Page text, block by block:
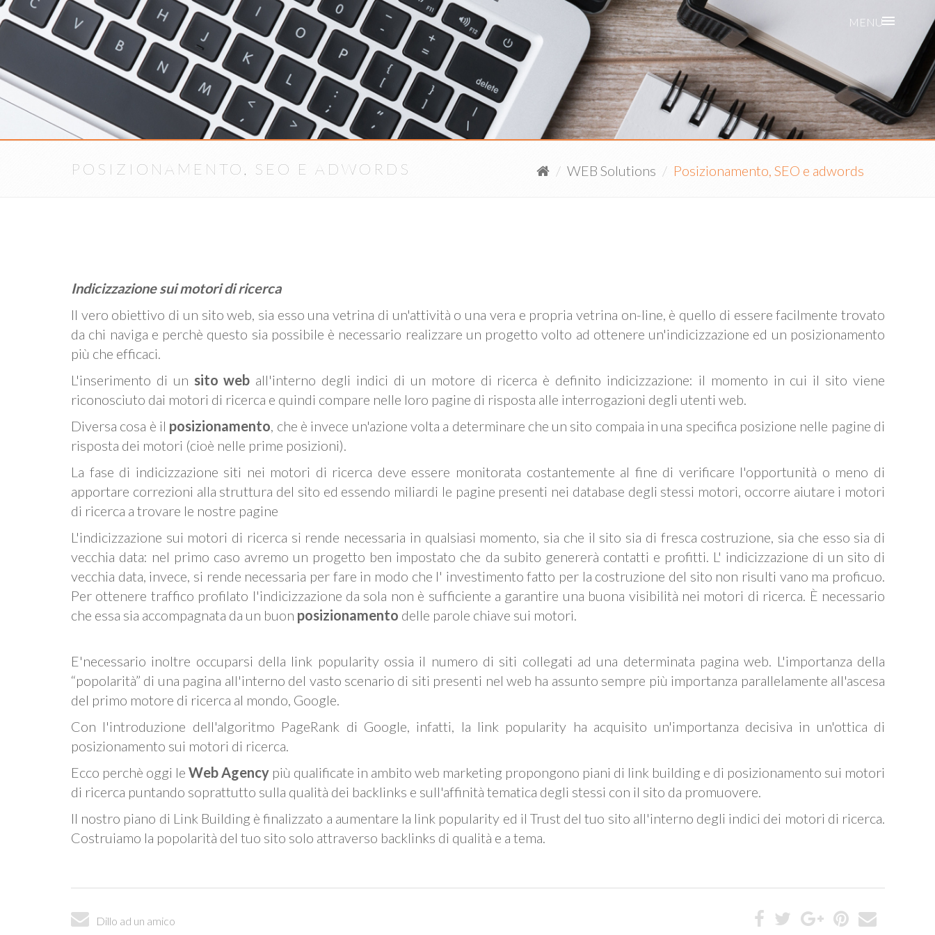
MENU
POSIZIONAMENTO, SEO E ADWORDS WEB Solutions Posizionamento, SEO e adwords
Indicizzazione sui motori di ricerca
Il vero obiettivo di un sito web, sia esso una vetrina di un'attività o una vera e propria vetrina on-line, è quello di essere facilmente trovato
da chi naviga e perchè questo sia possibile è necessario realizzare un progetto volto ad ottenere un'indicizzazione ed un posizionamento
più che efficaci.
L'inserimento di un sito web all'interno degli indici di un motore di ricerca è definito indicizzazione: il momento in cui il sito viene
riconosciuto dai motori di ricerca e quindi compare nelle loro pagine di risposta alle interrogazioni degli utenti web.
Diversa cosa è il posizionamento, che è invece un'azione volta a determinare che un sito compaia in una specifica posizione nelle pagine di
risposta dei motori (cioè nelle prime posizioni).
La fase di indicizzazione siti nei motori di ricerca deve essere monitorata costantemente al fine di verificare l'opportunità o meno di
apportare correzioni alla struttura del sito ed essendo miliardi le pagine presenti nei database degli stessi motori, occorre aiutare i motori
di ricerca a trovare le nostre pagine
L'indicizzazione sui motori di ricerca si rende necessaria in qualsiasi momento, sia che il sito sia di fresca costruzione, sia che esso sia di
vecchia data: nel primo caso avremo un progetto ben impostato che da subito genererà contatti e profitti. L' indicizzazione di un sito di
vecchia data, invece, si rende necessaria per fare in modo che l' investimento fatto per la costruzione del sito non risulti vano ma proficuo.
Per ottenere traffico profilato l'indicizzazione da sola non è sufficiente a garantire una buona visibilità nei motori di ricerca. È necessario
che essa sia accompagnata da un buon posizionamento delle parole chiave sui motori.
E'necessario inoltre occuparsi della link popularity ossia il numero di siti collegati ad una determinata pagina web. L'importanza della
“popolarità” di una pagina all'interno del vasto scenario di siti presenti nel web ha assunto sempre più importanza parallelamente all'ascesa
del primo motore di ricerca al mondo, Google.
Con l'introduzione dell'algoritmo PageRank di Google, infatti, la link popularity ha acquisito un'importanza decisiva in un'ottica di
posizionamento sui motori di ricerca.
Ecco perchè oggi le Web Agency più qualificate in ambito web marketing propongono piani di link building e di posizionamento sui motori
di ricerca puntando soprattutto sulla qualità dei backlinks e sull'affinità tematica degli stessi con il sito da promuovere.
Il nostro piano di Link Building è finalizzato a aumentare la link popularity ed il Trust del tuo sito all'interno degli indici dei motori di ricerca.
Costruiamo la popolarità del tuo sito solo attraverso backlinks di qualità e a tema.
Dillo ad un amico